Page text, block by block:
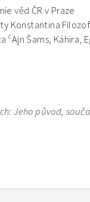
věd ČR v Praze
Konstantina
cAjn Šams, Káhira,
Jeho původ,